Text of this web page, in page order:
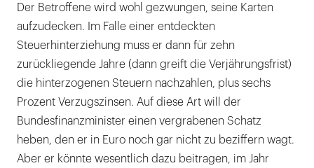
Der Betroffene wird wohl gezwungen, seine Karten
aufzudecken. Im Falle einer entdeckten
Steuerhinterziehung muss er dann für zehn
zurückliegende Jahre (dann greift die Verjährungsfrist)
die hinterzogenen Steuern nachzahlen, plus sechs
Prozent Verzugszinsen. Auf diese Art will der
Bundesfinanzminister einen vergrabenen Schatz
heben, den er in Euro noch gar nicht zu beziffern wagt.
Aber er könnte wesentlich dazu beitragen, im Jahr